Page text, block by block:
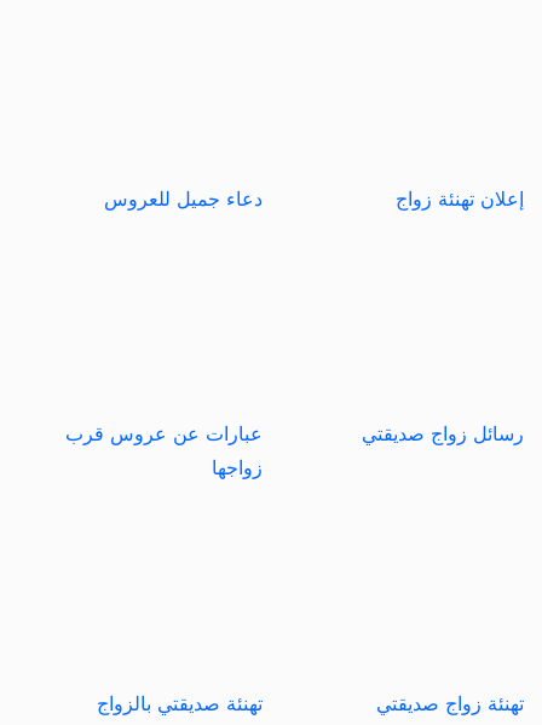
إعلان تهنئة زواج دعاء جميل للعروس
رسائل زواج صديقتي
عبارات عن عروس قرب
زواجها
تهنئة زواج صديقتي تهنئة صديقتي بالزواج